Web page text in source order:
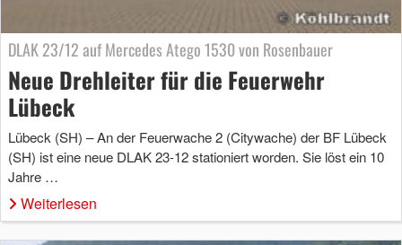
DLAK 23/12 auf Mercedes Atego 1530 von Rosenbauer
Neue Drehleiter für die Feuerwehr
Lübeck
Lübeck (SH) – An der Feuerwache 2 (Citywache) der BF Lübeck
(SH) ist eine neue DLAK 23-12 stationiert worden. Sie löst ein 10
Jahre …
Weiterlesen